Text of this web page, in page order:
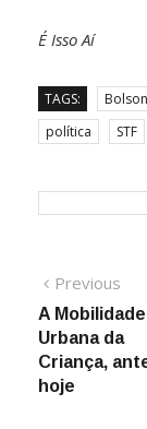
É Isso Aí
TAGS:
política
STF
de
Post
Previous
post:
A Mobilidade
Urbana da
Criança,
hoje